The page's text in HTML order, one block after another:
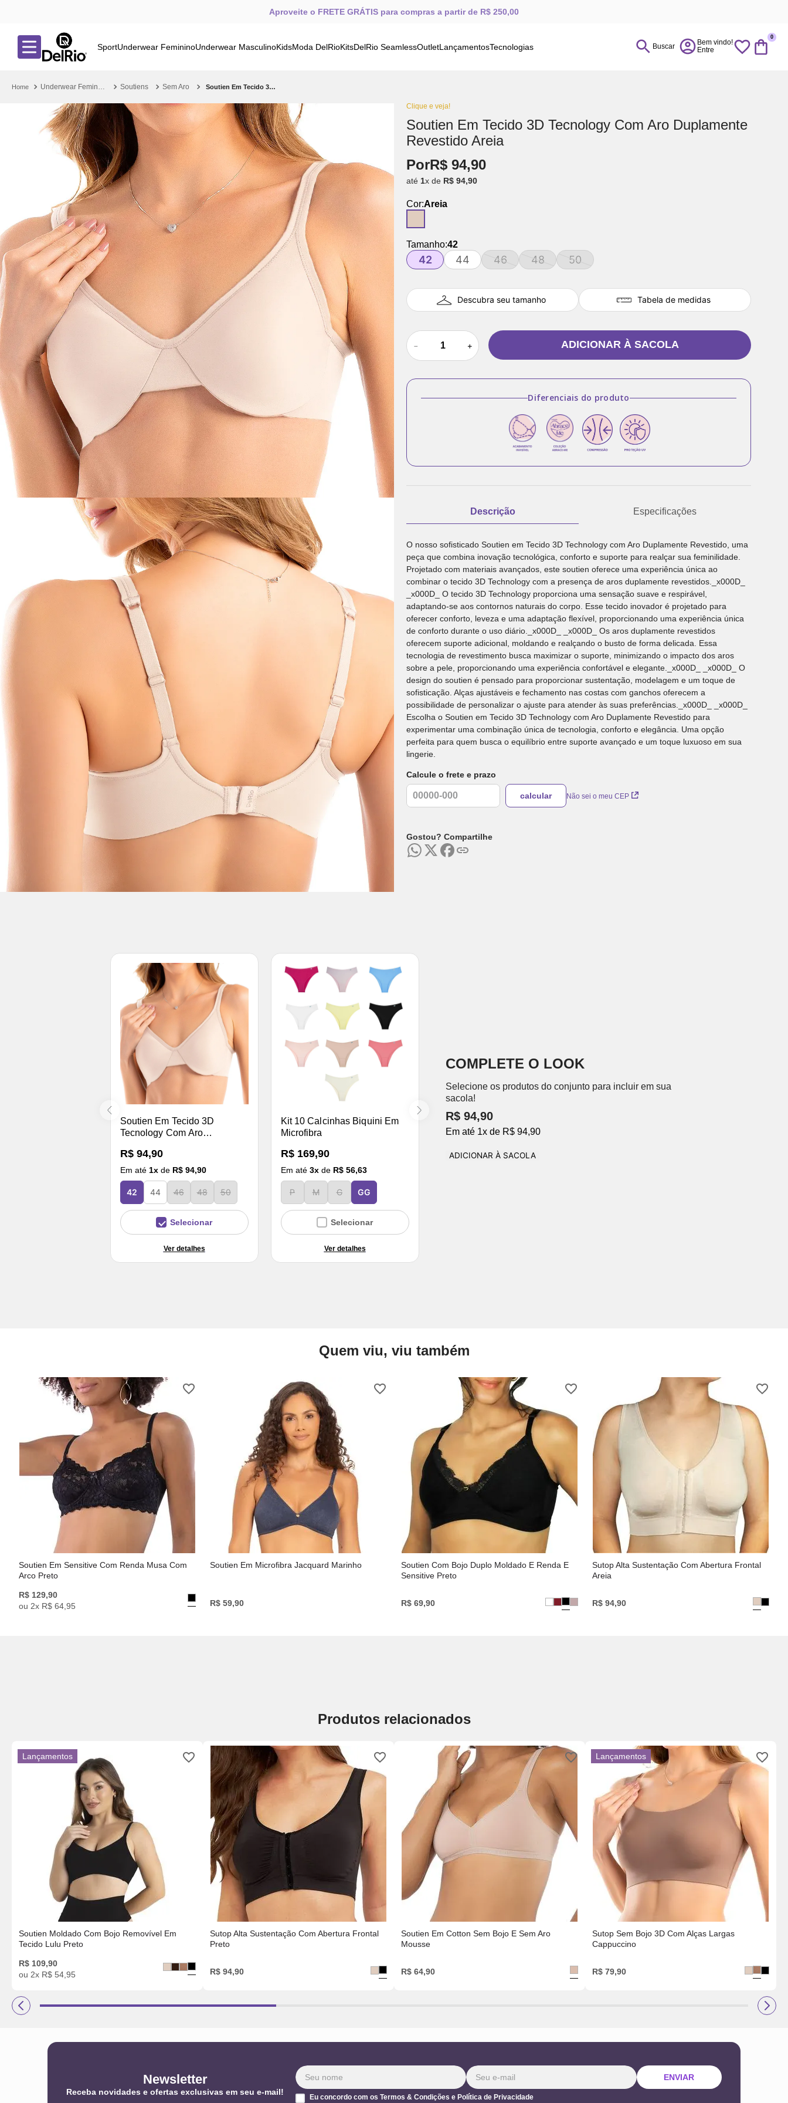
Aproveite o FRETE GRÁTIS para compras a partir de R$ 250,00
SportUnderwear FemininoUnderwear MasculinoKidsModa DelRioKitsDelRio SeamlessOutletLançamentosTecnologias Buscar
0
Underwear Feminino Soutiens Sem Aro Soutien Em Tecido 3D Tecnology Com Aro Duplamente Revestido Areia
Clique e veja!
Soutien Em Tecido 3D Tecnology Com Aro Duplamente
Revestido Areia
PorR$ 94,90
até 1x de R$ 94,90
Cor:Areia
Tamanho:42
42 44 46 48 50
Descubra seu tamanho Tabela de medidas
＋
－ ADICIONAR À SACOLA
Diferenciais do produto
Descrição Especificações
O nosso sofisticado Soutien em Tecido 3D Technology com Aro Duplamente Revestido, uma
peça que combina inovação tecnológica, conforto e suporte para realçar sua feminilidade.
Projetado com materiais avançados, este soutien oferece uma experiência única ao
combinar o tecido 3D Technology com a presença de aros duplamente revestidos._x000D_
_x000D_ O tecido 3D Technology proporciona uma sensação suave e respirável,
adaptando-se aos contornos naturais do corpo. Esse tecido inovador é projetado para
oferecer conforto, leveza e uma adaptação flexível, proporcionando uma experiência única
de conforto durante o uso diário._x000D_ _x000D_ Os aros duplamente revestidos
oferecem suporte adicional, moldando e realçando o busto de forma delicada. Essa
tecnologia de revestimento busca maximizar o suporte, minimizando o impacto dos aros
sobre a pele, proporcionando uma experiência confortável e elegante._x000D_ _x000D_ O
design do soutien é pensado para proporcionar sustentação, modelagem e um toque de
sofisticação. Alças ajustáveis e fechamento nas costas com ganchos oferecem a
possibilidade de personalizar o ajuste para atender às suas preferências._x000D_ _x000D_
Escolha o Soutien em Tecido 3D Technology com Aro Duplamente Revestido para
experimentar uma combinação única de tecnologia, conforto e elegância. Uma opção
perfeita para quem busca o equilíbrio entre suporte avançado e um toque luxuoso em sua
lingerie.
Calcule o frete e prazo
Não sei o meu CEP
Gostou? Compartilhe
Soutien Em Tecido 3D
Tecnology Com Aro
R$ 94,90
Em até 1x de R$ 94,90
42 44 46 48 50
Selecionar
Ver detalhes
Kit 10 Calcinhas Biquini Em
Microfibra
R$ 169,90
Em até 3x de R$ 56,63
P M G GG
Selecionar
Ver detalhes
COMPLETE O LOOK
Selecione os produtos do conjunto para incluir em sua
sacola!
R$ 94,90
Em até 1x de R$ 94,90
ADICIONAR À SACOLA
Quem viu, viu também
Soutien Em Sensitive Com Renda Musa Com
Arco Preto
R$ 129,90
ou 2x R$ 64 95
Soutien Em Microfibra Jacquard Marinho
R$ 59,90
Soutien Com Bojo Duplo Moldado E Renda E
Sensitive Preto
R$ 69,90
Sutop Alta Sustentação Com Abertura Frontal
Areia
R$ 94,90
Produtos relacionados
Lançamentos
Soutien Moldado Com Bojo Removível Em
Tecido Lulu Preto
R$ 109,90
ou 2x R$ 54, 95
Sutop Alta Sustentação Com Abertura Frontal
Preto
R$ 94,90
Soutien Em Cotton Sem Bojo E Sem Aro
Mousse
R$ 64,90
Lançamentos
Sutop Sem Bojo 3D Com Alças Largas
Cappuccino
R$ 79,90
Newsletter
Receba novidades e ofertas exclusivas em seu e-mail!
ENVIAR
Eu concordo com os Termos & Condições e Política de Privacidade